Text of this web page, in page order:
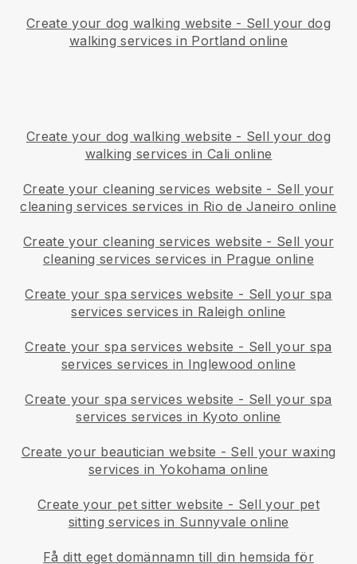
Create your dog walking website - Sell your dog
walking services in Portland online
Create your dog walking website - Sell your dog
walking services in Cali online
Create your cleaning services website - Sell your
cleaning services services in Rio de Janeiro online
Create your cleaning services website - Sell your
cleaning services services in Prague online
Create your spa services website - Sell your spa
services services in Raleigh online
Create your spa services website - Sell your spa
services services in Inglewood online
Create your spa services website - Sell your spa
services services in Kyoto online
Create your beautician website - Sell your waxing
services in Yokohama online
Create your pet sitter website - Sell your pet
sitting services in Sunnyvale online
Få ditt eget domännamn till din hemsida för